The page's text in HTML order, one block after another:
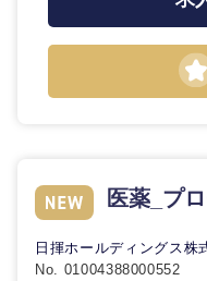
医薬_プ
日揮ホールディングス株
No. 01004388000552